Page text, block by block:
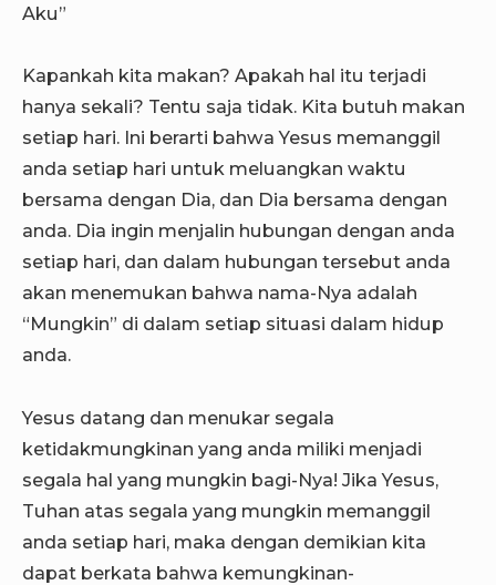
Aku”
Kapankah kita makan? Apakah hal itu terjadi
hanya sekali? Tentu saja tidak. Kita butuh makan
setiap hari. Ini berarti bahwa Yesus memanggil
anda setiap hari untuk meluangkan waktu
bersama dengan Dia, dan Dia bersama dengan
anda. Dia ingin menjalin hubungan dengan anda
setiap hari, dan dalam hubungan tersebut anda
akan menemukan bahwa nama-Nya adalah
“Mungkin” di dalam setiap situasi dalam hidup
anda.
Yesus datang dan menukar segala
ketidakmungkinan yang anda miliki menjadi
segala hal yang mungkin bagi-Nya! Jika Yesus,
Tuhan atas segala yang mungkin memanggil
anda setiap hari, maka dengan demikian kita
dapat berkata bahwa kemungkinan-